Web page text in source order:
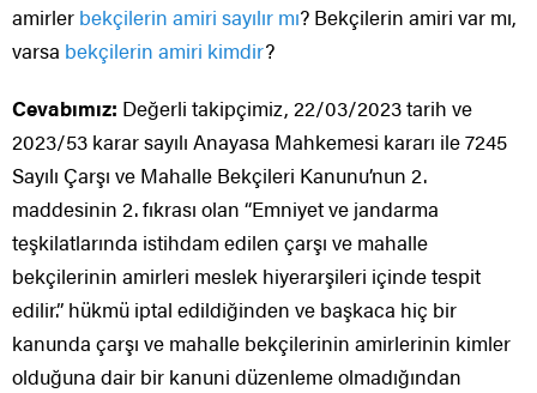
amirler bekçilerin amiri sayılır mı? Bekçilerin amiri var mı,
varsa bekçilerin amiri kimdir?
Cevabımız: Değerli takipçimiz, 22/03/2023 tarih ve
2023/53 karar sayılı Anayasa Mahkemesi kararı ile 7245
Sayılı Çarşı ve Mahalle Bekçileri Kanunu’nun 2.
maddesinin 2. fıkrası olan “Emniyet ve jandarma
teşkilatlarında istihdam edilen çarşı ve mahalle
bekçilerinin amirleri meslek hiyerarşileri içinde tespit
edilir.” hükmü iptal edildiğinden ve başkaca hiç bir
kanunda çarşı ve mahalle bekçilerinin amirlerinin kimler
olduğuna dair bir kanuni düzenleme olmadığından